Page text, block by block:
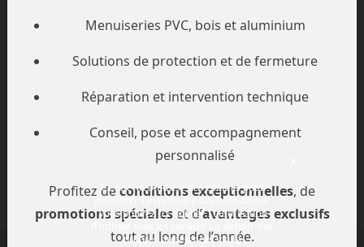
Menuiseries PVC, bois et aluminium
Solutions de protection et de fermeture
Réparation et intervention technique
Conseil, pose et accompagnement
personnalisé
Profitez deconditions exceptionnelles, de
promotions spécialeset d’avantages exclusifs
tout au long de l’année.
Une question ? un renseignement ?
Ce site web utilise des cookies pour
améliorer l'expérience des utilisateurs.
Vous pouvez ici donner l'autorisation
d'utiliser tous les cookies ou définir vos
propres préférences via la